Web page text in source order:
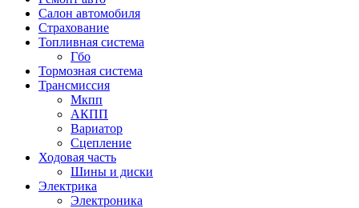
Салон автомобиля
Страхование
Топливная система
Гбо
Тормозная система
Трансмиссия
Мкпп
АКПП
Вариатор
Сцепление
Ходовая часть
Шины и диски
Электрика
Электроника